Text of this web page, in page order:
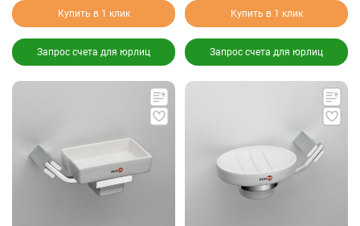
Купить в 1 клик
Запрос счета для юрлиц
Купить в 1 клик
Запрос счета для юрлиц